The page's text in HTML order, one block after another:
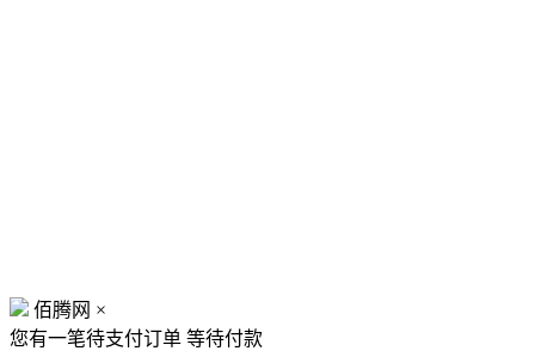
佰腾网 ×
您有一笔待支付订单 等待付款